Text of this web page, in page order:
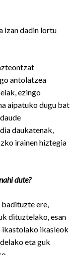
izan dadin lortu
antolatzea
ezingo
aipatuko dugu bat
daukatenak,
irainen hiztegia
dute?
ere,
dituztelako, esan
ikastolako ikasleok
eta guk